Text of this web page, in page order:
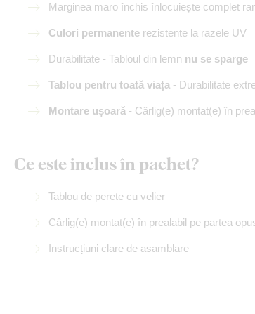
Marginea maro închis înlocuiește complet
Culori permanente rezistente la razele UV
Durabilitate - Tabloul din lemn nu se sparge
Tablou pentru toată viața - Durabilitate
Montare ușoară - Cârlig(e) montat(e) în
Ce este inclus în pachet?
Tablou de perete cu velier
Cârlig(e) montat(e) în prealabil pe partea
Instrucțiuni clare de asamblare